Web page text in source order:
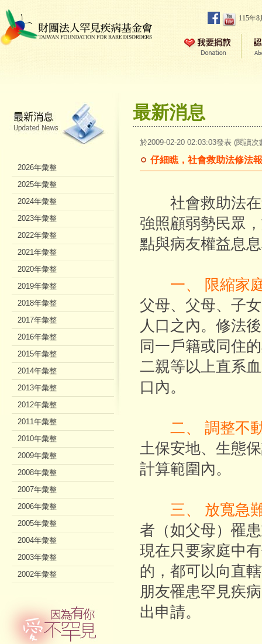
115年
最新消息
於2009-02-20 02:03:03發表 (閱讀次
仔細瞧，社會救助法修法
社會救助法在
強照顧弱勢民眾
點與病友權益息
一、 限縮家
父母、父母、子
人口之內。修法
同一戶籍或同住
二親等以上直系
口內。
二、 調整不
土保安地、生態
計算範圍內。
三、 放寬急
者（如父母）罹
現在只要家庭中
的，都可以向直
朋友罹患罕見疾
出申請。
2026年彙整
2025年彙整
2024年彙整
2023年彙整
2022年彙整
2021年彙整
2020年彙整
2019年彙整
2018年彙整
2017年彙整
2016年彙整
2015年彙整
2014年彙整
2013年彙整
2012年彙整
2011年彙整
2010年彙整
2009年彙整
2008年彙整
2007年彙整
2006年彙整
2005年彙整
2004年彙整
2003年彙整
2002年彙整